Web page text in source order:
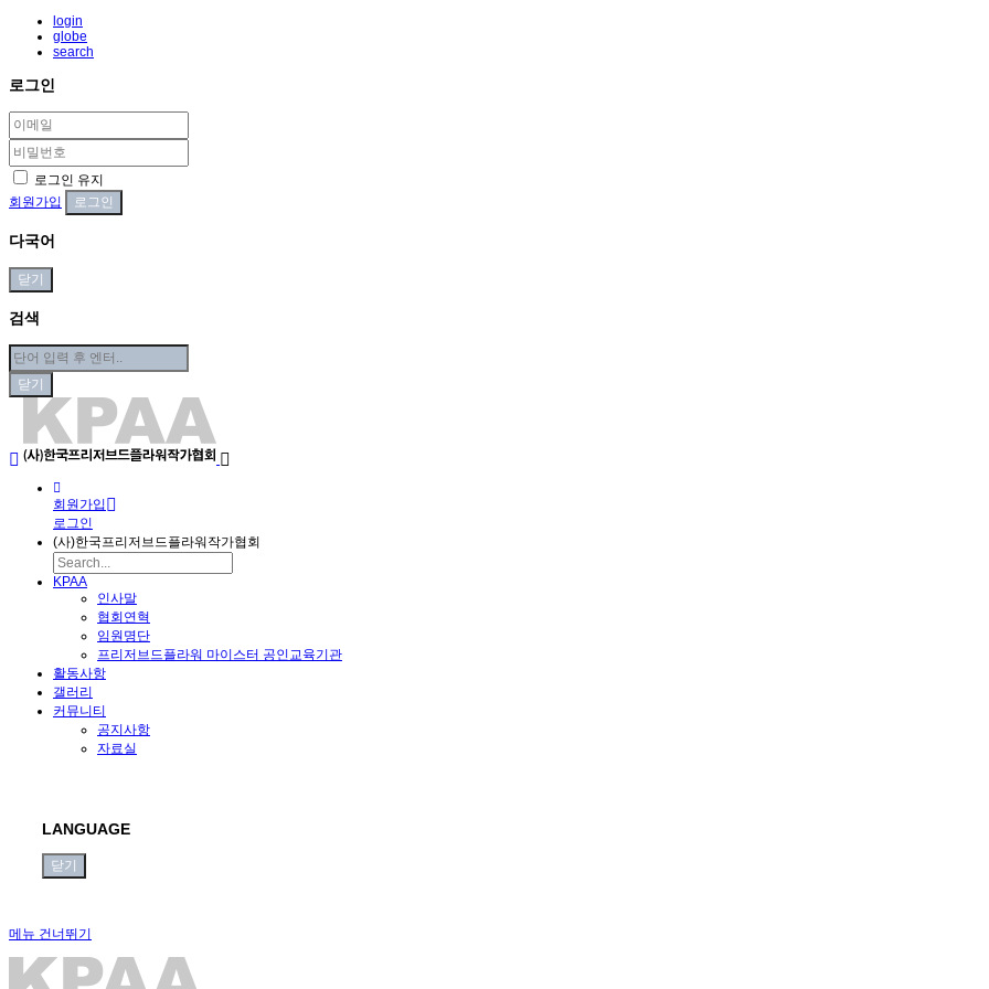
login
globe
search
로그인
로그인 유지
회원가입
다국어
닫기
검색
닫기
회원가입
로그인
(사)한국프리저브드플라워작가협회
KPAA
인사말
협회연혁
임원명단
프리저브드플라워 마이스터 공인교육기관
활동사항
갤러리
커뮤니티
공지사항
자료실
LANGUAGE
닫기
메뉴 건너뛰기